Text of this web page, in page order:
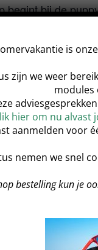
begint bij de
hond nodig
wanneer je hem
ook dit komt
Wanneer je
toekomst veel
eerste les een
leert van de
de hond en wat
is
zijn we weer
modules
hier om nu alvast
aanmelden voor
nemen we snel
bestelling kun je